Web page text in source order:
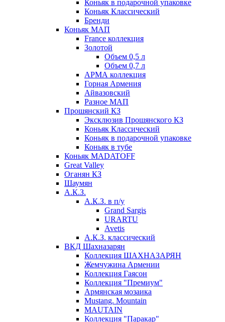
Коньяк в подарочной упаковке
Коньяк Классический
Бренди
Коньяк МАП
France коллекция
Золотой
Объем 0,5 л
Объем 0,7 л
АРМА коллекция
Горная Армения
Айвазовский
Разное МАП
Прошянский КЗ
Эксклюзив Прошянского КЗ
Коньяк Классический
Коньяк в подарочной упаковке
Коньяк в тубе
Коньяк MADATOFF
Great Valley
Оганян КЗ
Шаумян
А.К.З.
А.К.З. в п/у
Grand Sargis
URARTU
Avetis
А.К.З. классический
ВКД Шахназарян
Коллекция ШАХНАЗАРЯН
Жемчужина Армении
Коллекция Гаясон
Коллекция "Премиум"
Армянская мозаика
Mustang. Mountain
MAUTAIN
Коллекция "Паракар"